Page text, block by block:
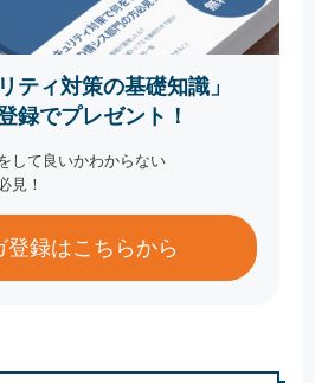
ティ対策の基礎知識」
録でプレゼント！
して良いかわからない
見！
登録はこちらから